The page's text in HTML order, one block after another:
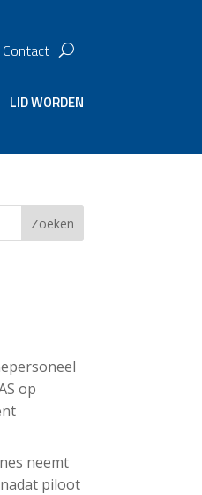
Contact
LID WORDEN
Zoeken
op
neemt
piloot